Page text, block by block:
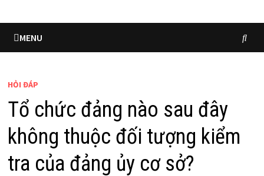
MENU
HỎI ĐÁP
Tổ chức đảng nào sau đây
không thuộc đối tượng kiểm
tra của đảng ủy cơ sở?